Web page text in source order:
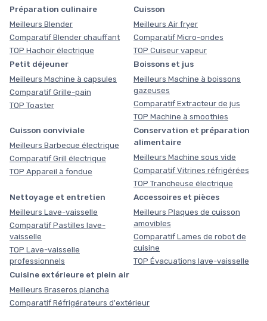
Préparation culinaire
Meilleurs Blender
Comparatif Blender chauffant
TOP Hachoir électrique
Cuisson
Meilleurs Air fryer
Comparatif Micro-ondes
TOP Cuiseur vapeur
Petit déjeuner
Meilleurs Machine à capsules
Comparatif Grille-pain
TOP Toaster
Boissons et jus
Meilleurs Machine à boissons
gazeuses
Comparatif Extracteur de jus
TOP Machine à smoothies
Cuisson conviviale
Meilleurs Barbecue électrique
Comparatif Grill électrique
TOP Appareil à fondue
Conservation et préparation
alimentaire
Meilleurs Machine sous vide
Comparatif Vitrines réfrigérées
TOP Trancheuse électrique
Nettoyage et entretien
Meilleurs Lave-vaisselle
Comparatif Pastilles lave-
vaisselle
TOP Lave-vaisselle
professionnels
Accessoires et pièces
Meilleurs Plaques de cuisson
amovibles
Comparatif Lames de robot de
cuisine
TOP Évacuations lave-vaisselle
Cuisine extérieure et plein air
Meilleurs Braseros plancha
Comparatif Réfrigérateurs d'extérieur